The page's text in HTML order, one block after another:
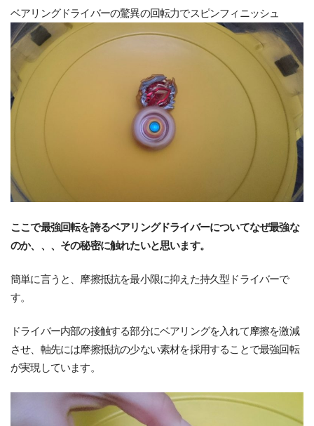
ベアリングドライバーの驚異の回転力でスピンフィニッシュ
ここで最強回転を誇るベアリングドライバーについてなぜ最強な
のか、、、その秘密に触れたいと思います。
簡単に言うと、摩擦抵抗を最小限に抑えた持久型ドライバーで
す。
ドライバー内部の接触する部分にベアリングを入れて摩擦を激減
させ、軸先には摩擦抵抗の少ない素材を採用することで最強回転
が実現しています。